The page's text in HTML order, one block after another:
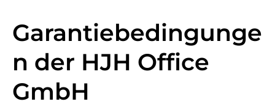
Garantiebedingunge
n der HJH Office
GmbH